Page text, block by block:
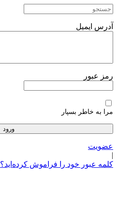
پرش
محتوا
آدرس ایمیل
رمز عبور
مرا به خاطر بسپار
عضویت
|
کلمه عبور خود را فراموش کرده‌اید؟